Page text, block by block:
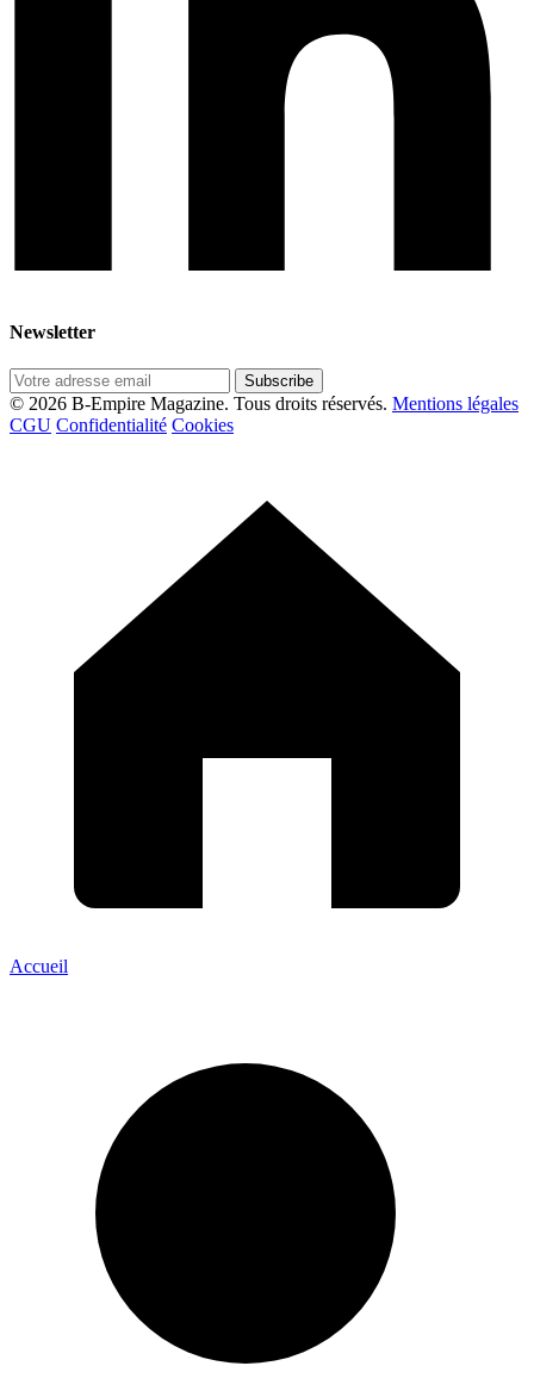
Newsletter
Subscribe
© 2026 B-Empire Magazine. Tous droits réservés. Mentions légales
CGU Confidentialité Cookies
Accueil